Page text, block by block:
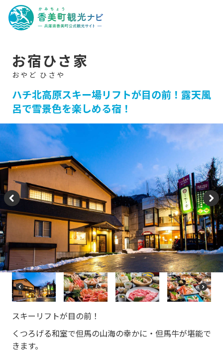
香
美
町
庫
県
香
美
町
公
式
観
光
サ
イ
ト
-
お宿ひさ家
ハチ北高原スキー場リフトが目の前！露天風
呂で雪景色を楽しめる宿！
P
re
vi
o
u
s
N
e
xt
P
r
e
vi
u
s
N
e
スキーリフトが目の前！
くつろげる和室で但馬の山海の幸かに・但馬牛が堪能で
きます。